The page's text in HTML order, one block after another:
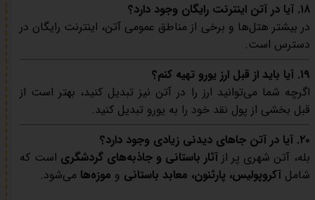
۱۸. آیا در آتن اینترنت رایگان وجود دارد؟
در بیشتر هتل‌ها و برخی از مناطق عمومی آتن، اینترنت رایگان در
دسترس است.
۱۹. آیا باید از قبل ارز یورو تهیه کنم؟
اگرچه شما می‌توانید ارز را در آتن نیز تبدیل کنید، بهتر است از
قبل بخشی از پول نقد خود را به یورو تبدیل کنید.
۲۰. آیا در آتن جاهای دیدنی زیادی وجود دارد؟
بله، آتن شهری پر از آثار باستانی و جاذبه‌های گردشگری است که
شاملآکروپولیس، پارثنون، معابد باستانی و موزه‌ها می‌شود.